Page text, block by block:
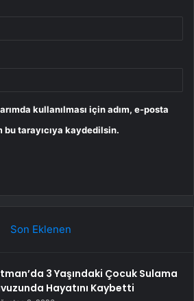
kullanılması için adım, e-posta
tarayıcıya kaydedilsin.
Son Eklenen
3 Yaşındaki Çocuk Sulama
Hayatını Kaybetti